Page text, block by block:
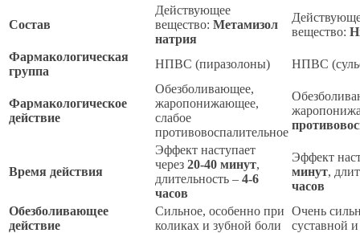
Состав
Действующее
вещество: Метамизол
натрия
вещество:
Фармакологическая
группа
НПВС (пиразолоны) НПВС
Фармакологическое
действие
Обезболивающее,
жаропонижающее,
слабое
противовоспалительное
Время действия
Эффект наступает
через 20-40 минут,
длительность – 4-6
часов
Эффект
минут,
часов
Обезболивающее
действие
Сильное, особенно при
коликах и зубной боли
Очень
суставной